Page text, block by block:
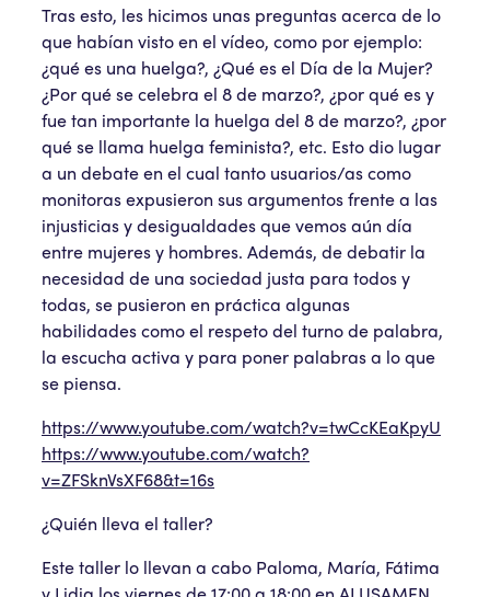
Tras esto, les hicimos unas preguntas acerca de lo
que habían visto en el vídeo, como por ejemplo:
¿qué es una huelga?, ¿Qué es el Día de la Mujer?
¿Por qué se celebra el 8 de marzo?, ¿por qué es y
fue tan importante la huelga del 8 de marzo?, ¿por
qué se llama huelga feminista?, etc. Esto dio lugar
a un debate en el cual tanto usuarios/as como
monitoras expusieron sus argumentos frente a las
injusticias y desigualdades que vemos aún día
entre mujeres y hombres. Además, de debatir la
necesidad de una sociedad justa para todos y
todas, se pusieron en práctica algunas
habilidades como el respeto del turno de palabra,
la escucha activa y para poner palabras a lo que
se piensa.
https://www.youtube.com/watch?v=twCcKEaKpyU
https://www.youtube.com/watch?
v=ZFSknVsXF68&t=16s
¿Quién lleva el taller?
Este taller lo llevan a cabo Paloma, María, Fátima